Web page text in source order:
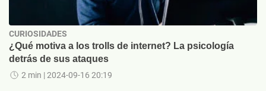
CURIOSIDADES
¿Qué motiva a los trolls de internet? La psicología
detrás de sus ataques
2 min | 2024-09-16 20:19